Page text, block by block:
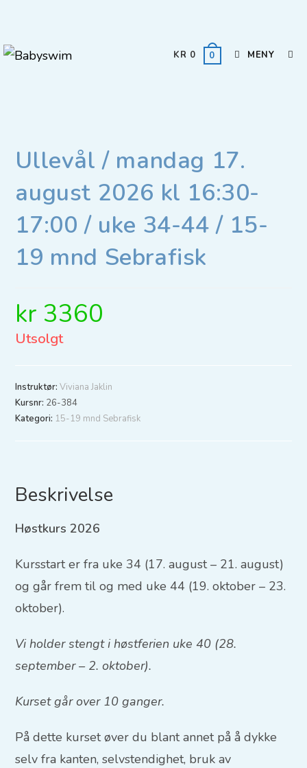
KR 0 0 MENY
Ullevål / mandag 17.
august 2026 kl 16:30-
17:00 / uke 34-44 / 15-
19 mnd Sebrafisk
kr 3360
Utsolgt
Instruktør:Viviana Jaklin
Kursnr: 26-384
Kategori: 15-19 mnd Sebrafisk
Beskrivelse
Høstkurs 2026
Kursstart er fra uke 34 (17. august – 21. august)
og går frem til og med uke 44 (19. oktober – 23.
oktober).
Vi holder stengt i høstferien uke 40 (28.
september – 2. oktober).
Kurset går over 10 ganger.
På dette kurset øver du blant annet på å dykke
selv fra kanten, selvstendighet, bruk av